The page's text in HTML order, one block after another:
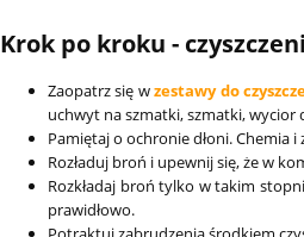
Krok po kroku -
Zaopatrz się wzestawy do
uchwyt na szmatki, szmatki, wycior
Pamiętaj o ochronie dłoni. Chemia
Rozładuj broń i upewnij się, że w
Rozkładaj broń tylko w takim
prawidłowo.